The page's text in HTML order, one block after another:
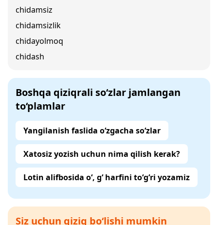
chidamsiz
chidamsizlik
chidayolmoq
chidash
Boshqa qiziqrali so‘zlar jamlangan
to‘plamlar
Yangilanish faslida o‘zgacha so‘zlar
Xatosiz yozish uchun nima qilish kerak?
Lotin alifbosida o‘, g‘ harfini to‘g‘ri yozamiz
Siz uchun qiziq bo‘lishi mumkin